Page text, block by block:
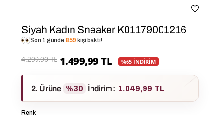
Siyah Kadın Sneaker K01179001216
Son 1 günde 859 kişi baktı!
4.299,90 TL 1.499,99 TL %65 İNDİRİM
2. Ürüne %30 İndirim: 1.049,99 TL
Renk